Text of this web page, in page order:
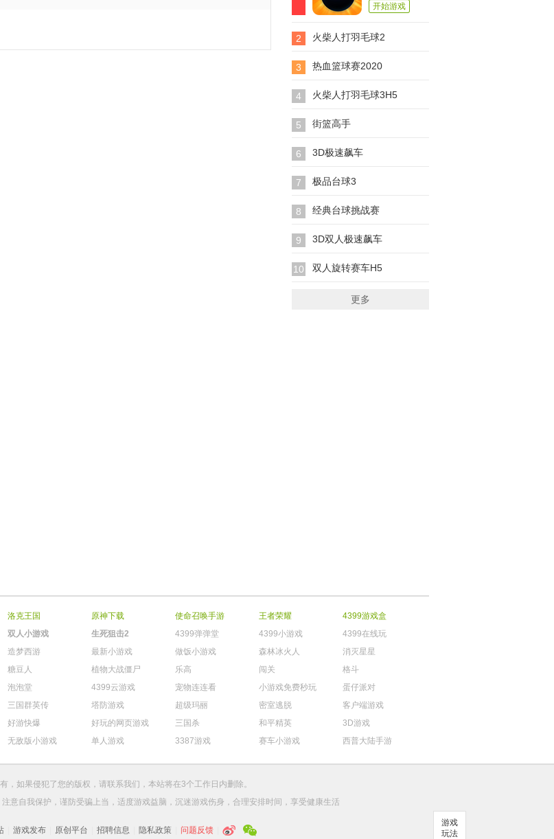
开始游戏
2 火柴人打羽毛球2
3 热血篮球赛2020
4 火柴人打羽毛球3H5
5 街篮高手
6 3D极速飙车
7 极品台球3
8 经典台球挑战赛
9 3D双人极速飙车
10 双人旋转赛车H5
更多
洛克王国 原神下载 使命召唤手游 王者荣耀
4399游戏盒
双人小游戏 生死狙击2 4399弹弹堂 4399小游戏
4399在线玩
造梦西游 最新小游戏 做饭小游戏 森林冰火人
消灭星星
糖豆人 植物大战僵尸 乐高 闯关
格斗
泡泡堂 4399云游戏 宠物连连看 小游戏免费秒玩
蛋仔派对
三国群英传 塔防游戏 超级玛丽 密室逃脱
客户端游戏
好游快爆 好玩的网页游戏 三国杀 和平精英
3D游戏
无敌版小游戏 单人游戏 3387游戏 赛车小游戏 西普大陆手游
游戏
玩法
，如果侵犯了您的版权，请联系我们 ，本站将在3个工作日内删除。
意自我保护，谨防受骗上当，适度游戏益脑，沉迷游戏伤身，合理安排时间，享受健康生活
游戏发布 原创平台 招聘信息 隐私政策 问题反馈